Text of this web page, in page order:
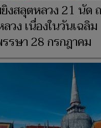
งสลุตหลวง 21 นัด
วง เนื่องในวันเฉลิม
รษา 28 กรกฎาคม